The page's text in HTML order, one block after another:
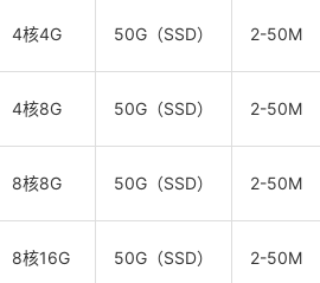
4核4G 50G（SSD） 2-50M
4核8G 50G（SSD） 2-50M
8核8G 50G（SSD） 2-50M
8核16G 50G（SSD） 2-50M